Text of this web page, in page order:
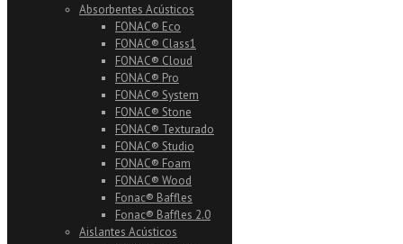
Absorbentes Acústicos
FONAC® Eco
FONAC® Class1
FONAC® Cloud
FONAC® Pro
FONAC® System
FONAC® Stone
FONAC® Texturado
FONAC® Studio
FONAC® Foam
FONAC® Wood
Fonac® Baffles
Fonac® Baffles 2.0
Aislantes Acústicos